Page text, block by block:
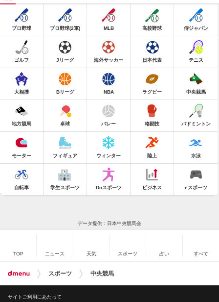
プロ野球 プロ野球(2軍) MLB 高校野球 侍ジャパン
ゴルフ Jリーグ 海外サッカー 日本代表 テニス
大相撲 Bリーグ NBA ラグビー 中央競馬
地方競馬 卓球 バレー 格闘技 バドミントン
モーター フィギュア ウィンター 陸上 水泳
自転車 学生スポーツ Doスポーツ ビジネス eスポーツ
データ提供：日本中央競馬会
TOP ニュース 天気 スポーツ 占い すべて
スポーツ 中央競馬
サイトご利用にあたって